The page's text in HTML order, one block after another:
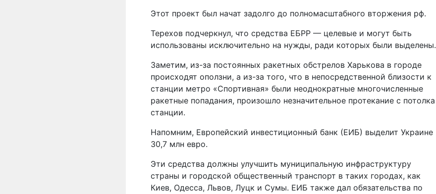
Этот проект был начат задолго до полномасштабного вторжения рф.
Терехов подчеркнул, что средства ЕБРР — целевые и могут быть
использованы исключительно на нужды, ради которых были выделены.
Заметим, из-за постоянных ракетных обстрелов Харькова в городе
происходят оползни, а из-за того, что в непосредственной близости к
станции метро «Спортивная» были неоднократные многочисленные
ракетные попадания, произошло незначительное протекание с потолка
станции.
Напомним, Европейский инвестиционный банк (ЕИБ) выделит Украине
30,7 млн евро.
Эти средства должны улучшить муниципальную инфраструктуру
страны и городской общественный транспорт в таких городах, как
Киев, Одесса, Львов, Луцк и Сумы. ЕИБ также дал обязательства по